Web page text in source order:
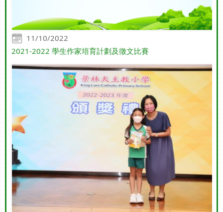
11/10/2022
2021-2022 學生作家培育計劃及徵文比賽